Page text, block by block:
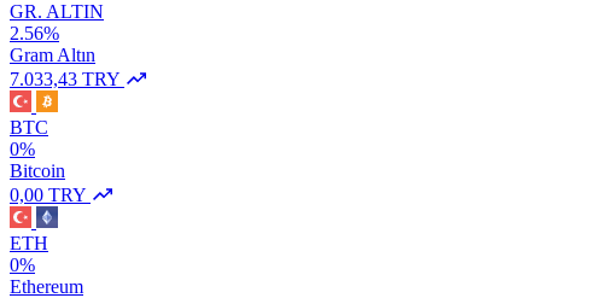
GR. ALTIN
2.56%
Gram Altın
7.033,43 TRY
BTC
0%
Bitcoin
0,00 TRY
ETH
0%
Ethereum